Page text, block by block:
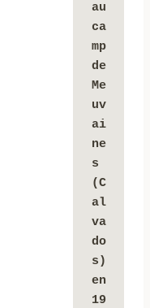
au
ca
mp
de
Me
uv
ai
ne
s
(C
al
va
do
s)
en
19